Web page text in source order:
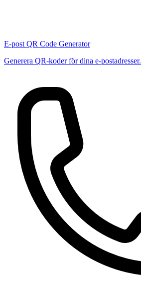
E-post QR Code Generator
Generera QR-koder för dina e-postadresser.